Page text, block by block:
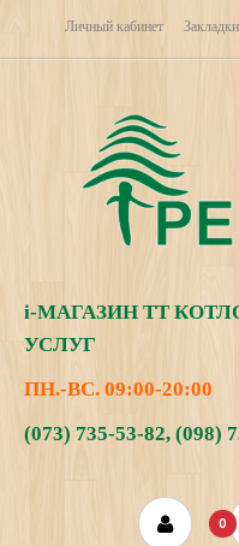
Личный кабинет
i-МАГАЗИН ТТ
УСЛУГ
ПН.-ВС. 09:00-20:00
(073) 735-53-82, (098)
0